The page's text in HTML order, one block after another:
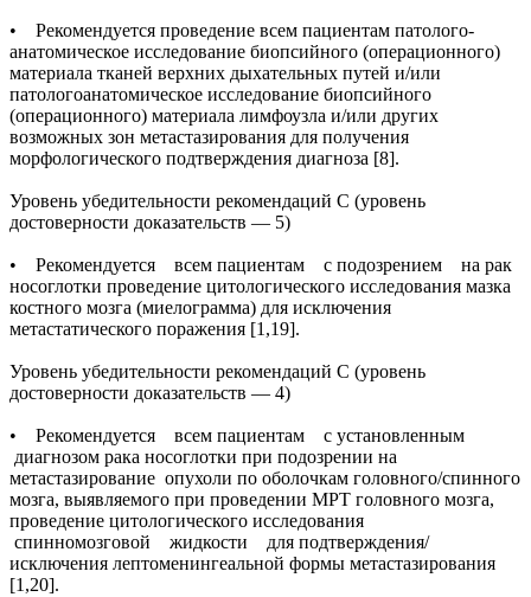
• Рекомендуется проведение всем пациентам патолого-
анатомическое исследование биопсийного (операционного)
материала тканей верхних дыхательных путей и/или
патологоанатомическое исследование биопсийного
(операционного) материала лимфоузла и/или других
возможных зон метастазирования для получения
морфологического подтверждения диагноза [8].
Уровень убедительности рекомендаций С (уровень
достоверности доказательств — 5)
• Рекомендуется всем пациентам с подозрением на рак
носоглотки проведение цитологического исследования мазка
костного мозга (миелограмма) для исключения
метастатического поражения [1,19].
Уровень убедительности рекомендаций С (уровень
достоверности доказательств — 4)
• Рекомендуется всем пациентам с установленным
диагнозом рака носоглотки при подозрении на
метастазирование опухоли по оболочкам головного/спинного
мозга, выявляемого при проведении МРТ головного мозга,
проведение цитологического исследования
спинномозговой жидкости для подтверждения/
исключения лептоменингеальной формы метастазирования
[1,20].